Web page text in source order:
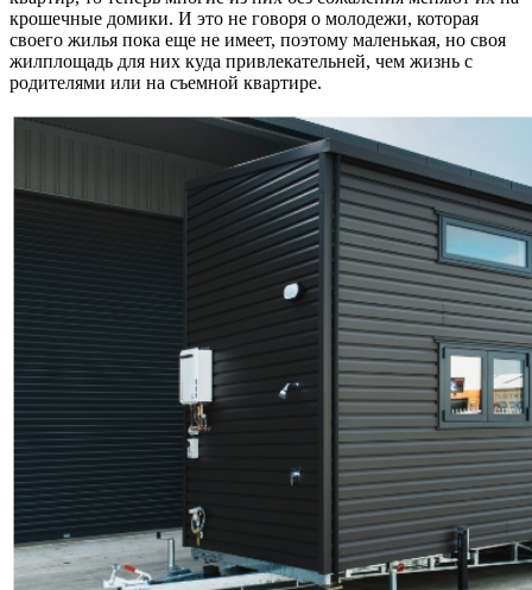
крошечные домики. И это не говоря о молодежи, которая
своего жилья пока еще не имеет, поэтому маленькая, но своя
жилплощадь для них куда привлекательней, чем жизнь с
родителями или на съемной квартире.